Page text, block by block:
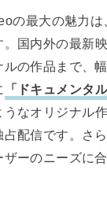
の最大の魅力は
。国内外の最新
の作品まで、
「ドキュメンタ
うなオリジナル
占配信です。さ
ーのニーズに